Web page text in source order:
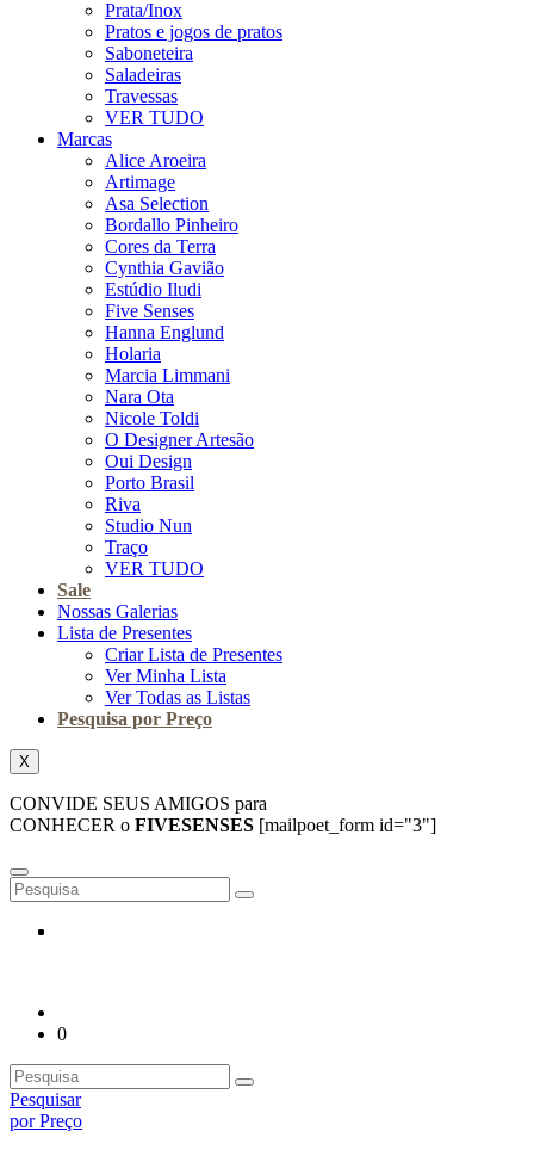
Prata/Inox
Pratos e jogos de pratos
Saboneteira
Saladeiras
Travessas
VER TUDO
Marcas
Alice Aroeira
Artimage
Asa Selection
Bordallo Pinheiro
Cores da Terra
Cynthia Gavião
Estúdio Iludi
Five Senses
Hanna Englund
Holaria
Marcia Limmani
Nara Ota
Nicole Toldi
O Designer Artesão
Oui Design
Porto Brasil
Riva
Studio Nun
Traço
VER TUDO
Sale
Nossas Galerias
Lista de Presentes
Criar Lista de Presentes
Ver Minha Lista
Ver Todas as Listas
Pesquisa por Preço
X
CONVIDE SEUS AMIGOS para
CONHECER o FIVESENSES [mailpoet_form id="3"]
0
Pesquisar
por Preço